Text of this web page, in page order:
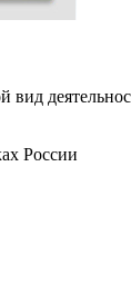
России